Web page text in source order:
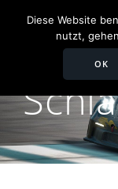
Diese Website
nutzt,
OK